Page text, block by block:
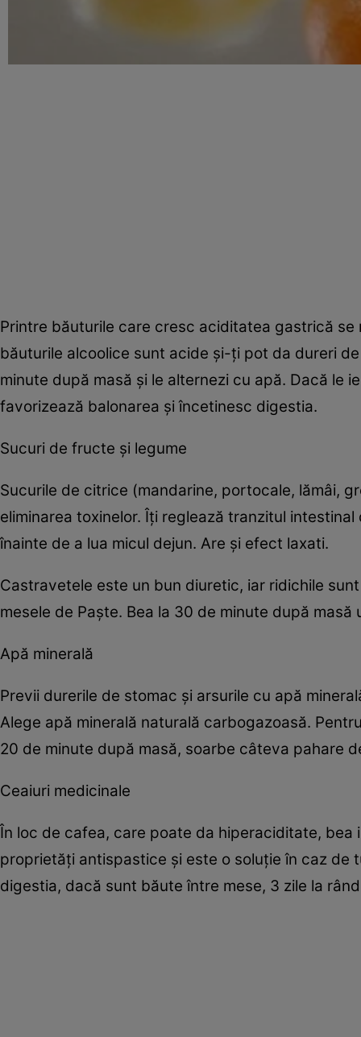
Printre băuturile care cresc aciditatea gastrică
băuturile alcoolice sunt acide şi-ţi pot da dureri
minute după masă şi le alternezi cu apă. Dacă le
favorizează balonarea şi încetinesc digestia.
Sucuri de fructe şi legume
Sucurile de citrice (mandarine, portocale, lămâi,
eliminarea toxinelor. Îţi reglează tranzitul
înainte de a lua micul dejun. Are şi efect laxati.
Castravetele este un bun diuretic, iar ridichile
mesele de Paşte. Bea la 30 de minute după
Apă minerală
Previi durerile de stomac şi arsurile cu apă
Alege apă minerală naturală carbogazoasă.
20 de minute după masă, soarbe câteva pahare
Ceaiuri medicinale
În loc de cafea, care poate da hiperaciditate, bea
proprietăţi antispastice şi este o soluţie în caz de
digestia, dacă sunt băute între mese, 3 zile la